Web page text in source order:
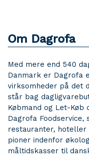
Om Dagrofa
Med mere end 540
Danmark er Dagrofa
virksomheder på det
står bag
Købmand og Let-Køb
Dagrofa
restauranter, hoteller
pioner indenfor
måltidskasser til